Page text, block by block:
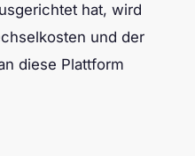
hat, wird
und der
diese Plattform